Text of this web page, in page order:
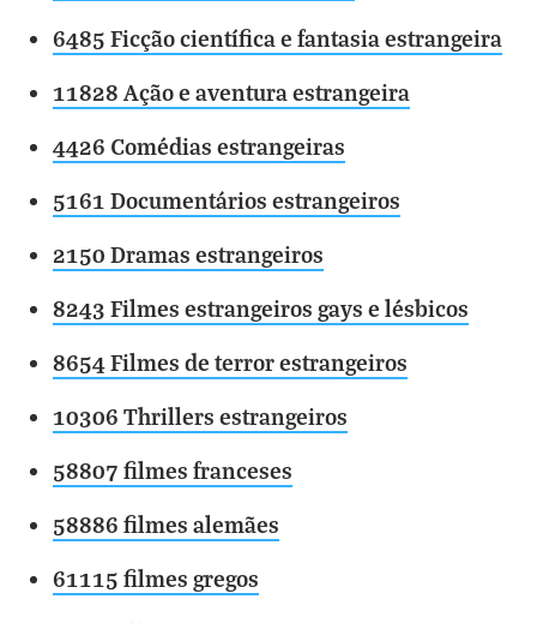
6485 Ficção científica e fantasia estrangeira
11828 Ação e aventura estrangeira
4426 Comédias estrangeiras
5161 Documentários estrangeiros
2150 Dramas estrangeiros
8243 Filmes estrangeiros gays e lésbicos
8654 Filmes de terror estrangeiros
10306 Thrillers estrangeiros
58807 filmes franceses
58886 filmes alemães
61115 filmes gregos